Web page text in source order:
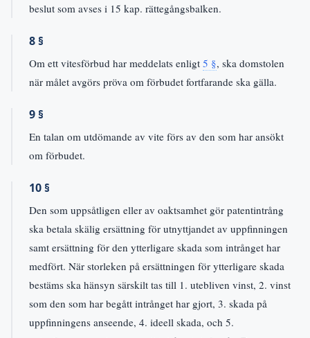
beslut som avses i 15 kap. rättegångsbalken.
8 §
Om ett vitesförbud har meddelats enligt 5 §, ska domstolen
när målet avgörs pröva om förbudet fortfarande ska gälla.
9 §
En talan om utdömande av vite förs av den som har ansökt
om förbudet.
10 §
Den som uppsåtligen eller av oaktsamhet gör patentintrång
ska betala skälig ersättning för utnyttjandet av uppfinningen
samt ersättning för den ytterligare skada som intrånget har
medfört. När storleken på ersättningen för ytterligare skada
bestäms ska hänsyn särskilt tas till 1. utebliven vinst, 2. vinst
som den som har begått intrånget har gjort, 3. skada på
uppfinningens anseende, 4. ideell skada, och 5.